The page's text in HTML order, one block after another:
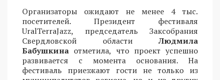
Организаторы ожидают не менее 4 тыс.
посетителей. Президент фестиваля
UralTerraJazz, председатель Заксобрания
Свердловской областиЛюдмила
Бабушкина отметила, что проект успешно
развивается с момента основания. На
фестиваль приезжают гости не только из